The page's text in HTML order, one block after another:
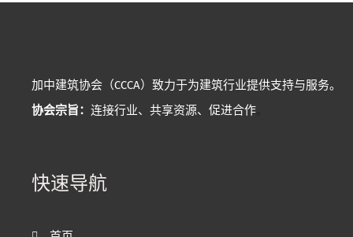
加中建筑协会（CCCA）致力于为建筑行业提供支持与服务。
协会宗旨： 连接行业、共享资源、促进合作
快速导航